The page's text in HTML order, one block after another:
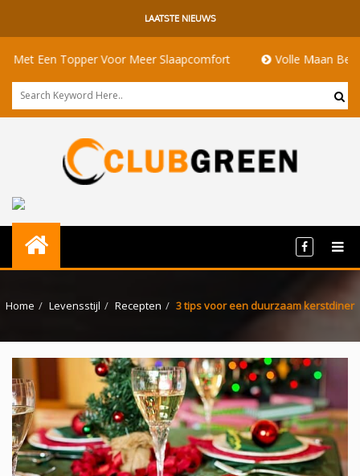
LAATSTE NIEUWS
Topper Voor Meer Slaapcomfort Volle Maan
Home Levensstijl Recepten 3 tips voor een duurzaam kerstdiner